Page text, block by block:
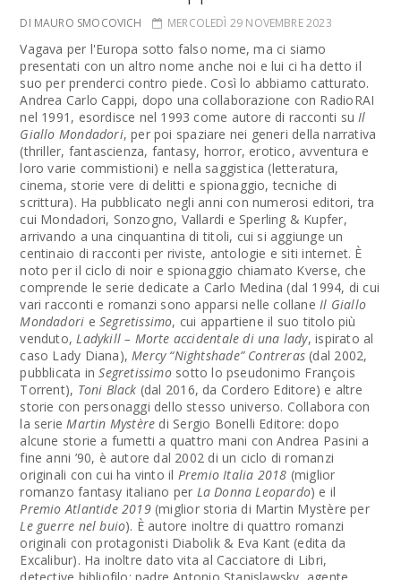
DI MAURO SMOCOVICH MERCOLEDÌ 29 NOVEMBRE 2023
Vagava per l'Europa sotto falso nome, ma ci siamo
presentati con un altro nome anche noi e lui ci ha detto il
suo per prenderci contro piede. Così lo abbiamo catturato.
Andrea Carlo Cappi, dopo una collaborazione con RadioRAI
nel 1991, esordisce nel 1993 come autore di racconti suIl
Giallo Mondadori, per poi spaziare nei generi della narrativa
(thriller, fantascienza, fantasy, horror, erotico, avventura e
loro varie commistioni) e nella saggistica (letteratura,
cinema, storie vere di delitti e spionaggio, tecniche di
scrittura). Ha pubblicato negli anni con numerosi editori, tra
cui Mondadori, Sonzogno, Vallardi e Sperling & Kupfer,
arrivando a una cinquantina di titoli, cui si aggiunge un
centinaio di racconti per riviste, antologie e siti internet. È
noto per il ciclo di noir e spionaggio chiamato Kverse, che
comprende le serie dedicate a Carlo Medina (dal 1994, di cui
vari racconti e romanzi sono apparsi nelle collaneIl Giallo
Mondadori e Segretissimo, cui appartiene il suo titolo più
venduto,Ladykill – Morte accidentale di una lady, ispirato al
caso Lady Diana),Mercy “Nightshade” Contreras (dal 2002,
pubblicata inSegretissimosotto lo pseudonimo François
Torrent), Toni Black (dal 2016, da Cordero Editore) e altre
storie con personaggi dello stesso universo. Collabora con
la serieMartin Mystère di Sergio Bonelli Editore: dopo
alcune storie a fumetti a quattro mani con Andrea Pasini a
fine anni ’90, è autore dal 2002 di un ciclo di romanzi
originali con cui ha vinto il Premio Italia 2018 (miglior
romanzo fantasy italiano per La Donna Leopardo) e il
Premio Atlantide 2019(miglior storia di Martin Mystère per
Le guerre nel buio). È autore inoltre di quattro romanzi
originali con protagonisti Diabolik & Eva Kant (edita da
Excalibur). Ha inoltre dato vita al Cacciatore di Libri,